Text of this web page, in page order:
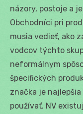
názory, postoje a
Obchodníci pri
musia vedieť, ako
vodcov týchto
neformálnym
špecifických
značka je
používať. NV